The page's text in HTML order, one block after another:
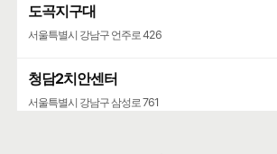
도곡지구대
서울특별시 강남구 언주로 426
청담2치안센터
서울특별시 강남구 삼성로 761